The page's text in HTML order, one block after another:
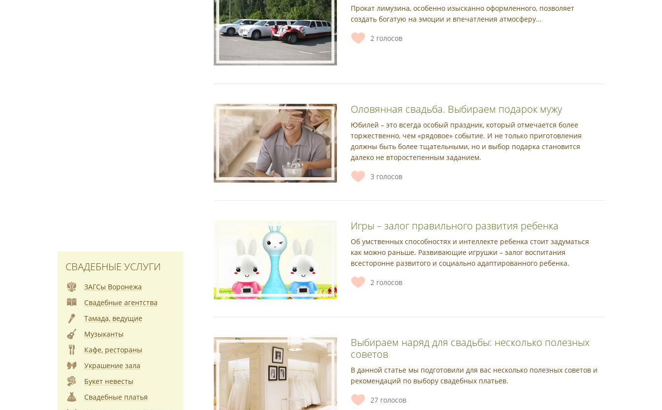
Прокат лимузина, особенно изысканно оформленного, позволяет
создать богатую на эмоции и впечатления атмосферу...
2 голосов
Оловянная свадьба. Выбираем подарок мужу
Юбилей – это всегда особый праздник, который отмечается более
торжественно, чем «рядовое» событие. И не только приготовления
должны быть более тщательными, но и выбор подарка становится
далеко не второстепенным заданием.
3 голосов
Игры – залог правильного развития ребенка
Об умственных способностях и интеллекте ребенка стоит задуматься
как можно раньше. Развивающие игрушки – залог воспитания
всесторонне развитого и социально адаптированного ребенка.
2 голосов
Выбираем наряд для свадьбы: несколько полезных
советов
В данной статье мы подготовили для вас несколько полезных советов и
рекомендаций по выбору свадебных платьев.
27 голосов
СВАДЕБНЫЕ УСЛУГИ
ЗАГСы Воронежа
Свадебные агентства
Тамада, ведущие
Музыканты
Кафе, рестораны
Украшение зала
Букет невесты
Свадебные платья